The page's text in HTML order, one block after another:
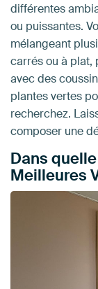
différentes
ou puissantes.
mélangeant
carrés ou à plat,
avec des
plantes vertes
recherchez.
composer une
Dans
Meilleures